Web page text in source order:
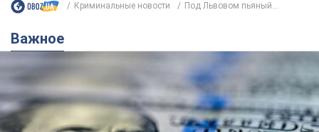
Криминальные новости Под Львовом пьяный...
Важное